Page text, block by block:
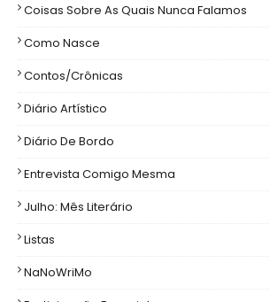
Coisas Sobre As Quais Nunca Falamos
Como Nasce
Contos/Crônicas
Diário Artístico
Diário De Bordo
Entrevista Comigo Mesma
Julho: Mês Literário
Listas
NaNoWriMo